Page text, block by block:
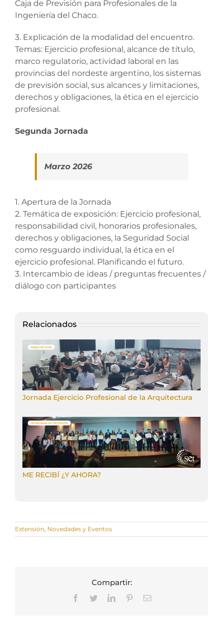
Caja de Previsión para Profesionales de la
Ingeniería del Chaco.
3. Explicación de la modalidad del encuentro.
Temas: Ejercicio profesional, alcance de título,
marco regulatorio, actividad laboral en las
provincias del nordeste argentino, los sistemas
de previsión social, sus alcances y limitaciones,
derechos y obligaciones, la ética en el ejercicio
profesional.
Segunda Jornada
Marzo 2026
1. Apertura de la Jornada
2. Temática de exposición: Ejercicio profesional,
responsabilidad civil, honorarios profesionales,
derechos y obligaciones, la Seguridad Social
como resguardo individual, la ética en el
ejercicio profesional. Planificando el futuro.
3. Intercambio de ideas / preguntas frecuentes /
diálogo con participantes
Relacionados
Jornada Ejercicio Profesional de la Arquitectura
ME RECIBÍ ¿Y AHORA?
Extensión Novedades y Eventos
Compartir:
Facebook
TwitterLinkedInPinterestCorreo